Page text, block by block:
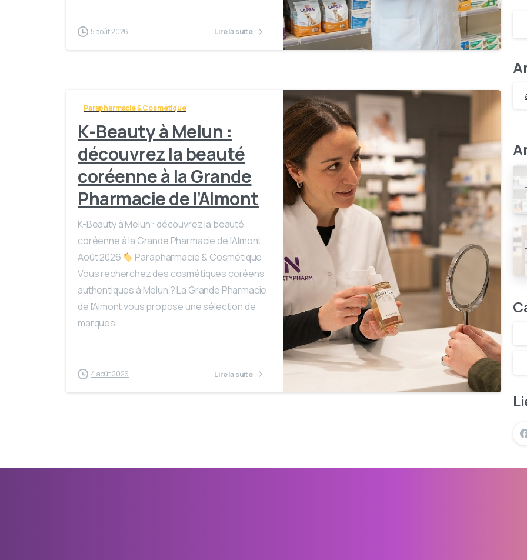
5 août 2026 Lire la suite
-
Parapharmacie & Cosmétique
K-Beauty à Melun :
découvrez la beauté
coréenne à la Grande
Pharmacie de l’Almont
K-Beauty à Melun : découvrez la beauté
coréenne à la Grande Pharmacie de l’Almont
Août 2026
Parapharmacie & Cosmétique
Vous recherchez des cosmétiques coréens
authentiques à Melun ? La Grande Pharmacie
de l’Almont vous propose une sélection de
marques...
4 août 2026 Lire la suite